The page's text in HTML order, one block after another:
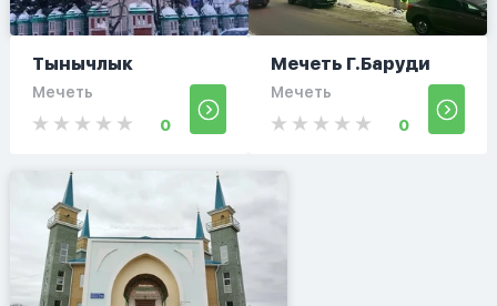
Тынычлык
Мечеть
0
Мечеть Г.Баруди
Мечеть
0